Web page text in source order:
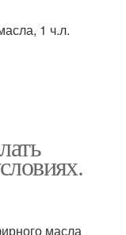
1 ч.л.
масла